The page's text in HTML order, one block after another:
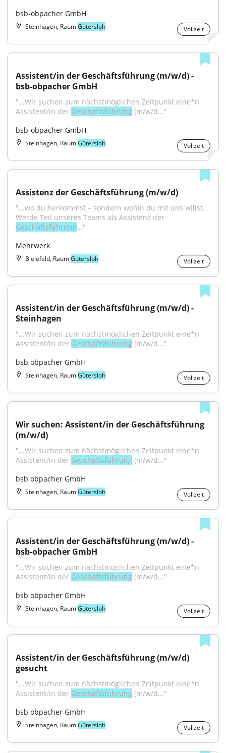
bsb-obpacher GmbH
Steinhagen, RaumGütersloh Vollzeit
Assistent/in der Geschäftsführung (m/w/d) -
bsb-obpacher GmbH
"...Wir suchen zum nächstmöglichen Zeitpunkt eine*n
Assistent/in der Geschäftsführung (m/w/d..."
bsb-obpacher GmbH
Steinhagen, RaumGütersloh Vollzeit
Assistenz der Geschäftsführung (m/w/d)
"...wo du herkommst – sondern wohin du mit uns willst.
Geschäftsführung..."
Mehrwerk
Bielefeld, RaumGütersloh Vollzeit
Assistent/in der Geschäftsführung (m/w/d) -
Steinhagen
"...Wir suchen zum nächstmöglichen Zeitpunkt eine*n
Assistent/in der Geschäftsführung (m/w/d..."
bsb obpacher GmbH
Steinhagen, RaumGütersloh Vollzeit
Wir suchen: Assistent/in der Geschäftsführung
(m/w/d)
"...Wir suchen zum nächstmöglichen Zeitpunkt eine*n
Assistent/in der Geschäftsführung (m/w/d..."
bsb obpacher GmbH
Steinhagen, RaumGütersloh Vollzeit
Assistent/in der Geschäftsführung (m/w/d) -
bsb-obpacher GmbH
"...Wir suchen zum nächstmöglichen Zeitpunkt eine*n
Assistent/in der Geschäftsführung (m/w/d..."
bsb obpacher GmbH
Steinhagen, RaumGütersloh Vollzeit
Assistent/in der Geschäftsführung (m/w/d)
gesucht
"...Wir suchen zum nächstmöglichen Zeitpunkt eine*n
Assistent/in der Geschäftsführung (m/w/d..."
bsb obpacher GmbH
Steinhagen, RaumGütersloh Vollzeit